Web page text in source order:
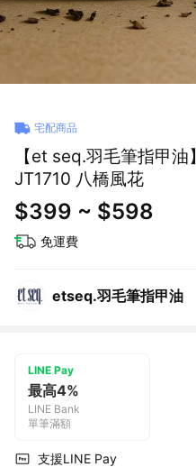
宅配商品
【et seq.羽毛筆指甲
JT1710 八橋風花
$399 ~ $598
免運費
etseq.羽毛筆指甲油
LINE Pay
最高4%
LINE Bank
單筆滿額
支援LINE Pay